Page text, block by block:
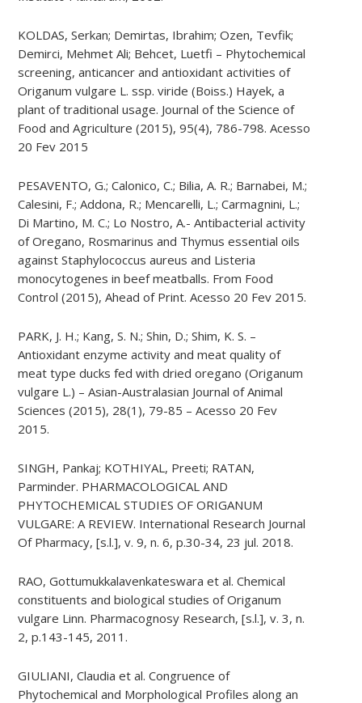
KOLDAS, Serkan; Demirtas, Ibrahim; Ozen, Tevfik;
Demirci, Mehmet Ali; Behcet, Luetfi – Phytochemical
screening, anticancer and antioxidant activities of
Origanum vulgare L. ssp. viride (Boiss.) Hayek, a
plant of traditional usage. Journal of the Science of
Food and Agriculture (2015), 95(4), 786-798. Acesso
20 Fev 2015
PESAVENTO, G.; Calonico, C.; Bilia, A. R.; Barnabei, M.;
Calesini, F.; Addona, R.; Mencarelli, L.; Carmagnini, L.;
Di Martino, M. C.; Lo Nostro, A.- Antibacterial activity
of Oregano, Rosmarinus and Thymus essential oils
against Staphylococcus aureus and Listeria
monocytogenes in beef meatballs. From Food
Control (2015), Ahead of Print. Acesso 20 Fev 2015.
PARK, J. H.; Kang, S. N.; Shin, D.; Shim, K. S. –
Antioxidant enzyme activity and meat quality of
meat type ducks fed with dried oregano (Origanum
vulgare L.) – Asian-Australasian Journal of Animal
Sciences (2015), 28(1), 79-85 – Acesso 20 Fev
2015.
SINGH, Pankaj; KOTHIYAL, Preeti; RATAN,
Parminder. PHARMACOLOGICAL AND
PHYTOCHEMICAL STUDIES OF ORIGANUM
VULGARE: A REVIEW. International Research Journal
Of Pharmacy, [s.l.], v. 9, n. 6, p.30-34, 23 jul. 2018.
RAO, Gottumukkalavenkateswara et al. Chemical
constituents and biological studies of Origanum
vulgare Linn. Pharmacognosy Research, [s.l.], v. 3, n.
2, p.143-145, 2011.
GIULIANI, Claudia et al. Congruence of
Phytochemical and Morphological Profiles along an